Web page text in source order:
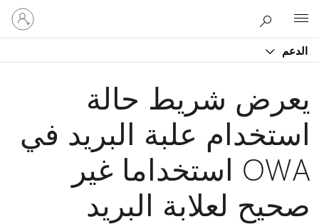
الدعم
تسجيل
الدخول
إلى
يعرض شريط حالة
استخدام علبة البريد في
OWA استخداما غير
صحيح لعلابة البريد